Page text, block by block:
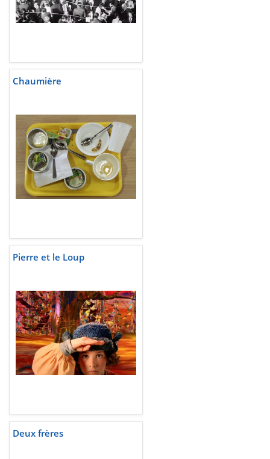
Chaumière
Pierre et le Loup
Deux frères